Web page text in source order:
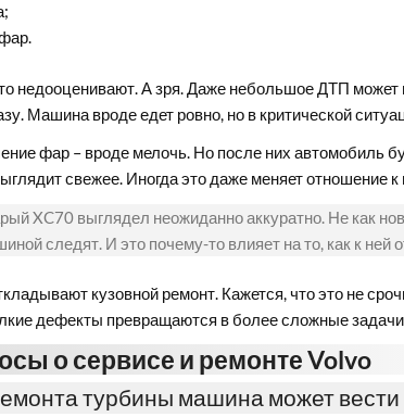
недооценивают. А зря. Даже небольшое ДТП может
Машина вроде едет ровно, но в критической
фар – вроде мелочь. Но после них автомобиль
свежее. Иногда это даже меняет отношение
XC70 выглядел неожиданно аккуратно. Не как
следят. И это почему-то влияет на то, как к ней
кузовной ремонт. Кажется, что это не
дефекты превращаются в более сложные
о сервисе и ремонте Volvo
турбины машина может вести